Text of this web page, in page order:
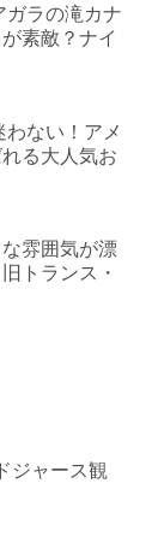
ガラの滝カナ
素敵？ナイ
わない！アメ
る大人気お
雰囲気が漂
トランス・
ジャース観